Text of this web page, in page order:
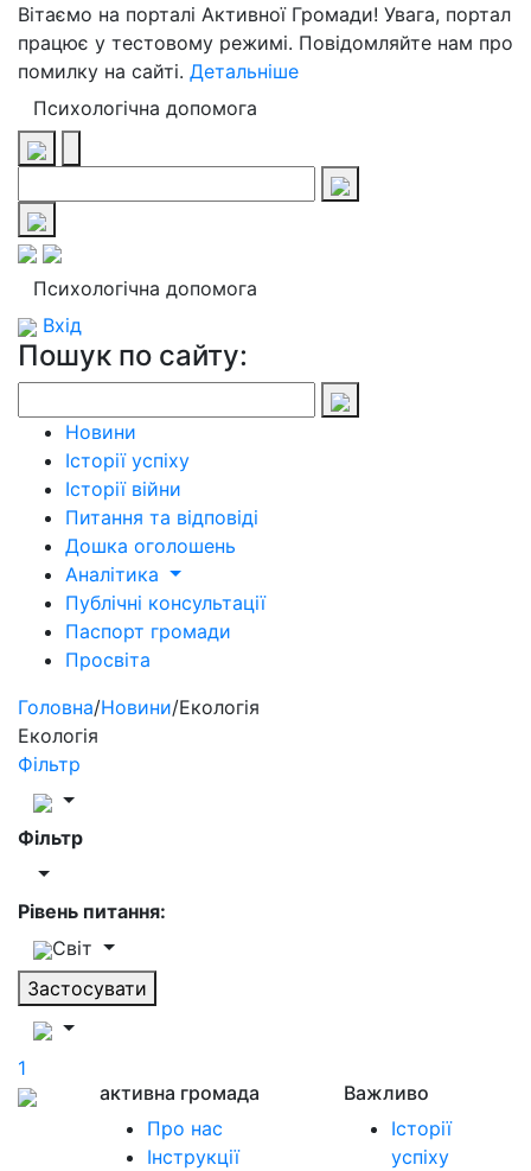
Вітаємо на порталі Активної Громади! Увага, портал
працює у тестовому режимі. Повідомляйте нам про
помилку на сайті. Детальніше
Психологічна допомога
Психологічна допомога
Вхід
Пошук по сайту:
Новини
Історії успіху
Історії війни
Питання та відповіді
Дошка оголошень
Аналітика
Публічні консультації
Паспорт громади
Просвіта
Головна/Новини/Екологія
Екологія
Фільтр
Фільтр
Рівень питання:
Світ
Застосувати
1
активна громада
Про нас
Інструкції
Важливо
Історії
успіху